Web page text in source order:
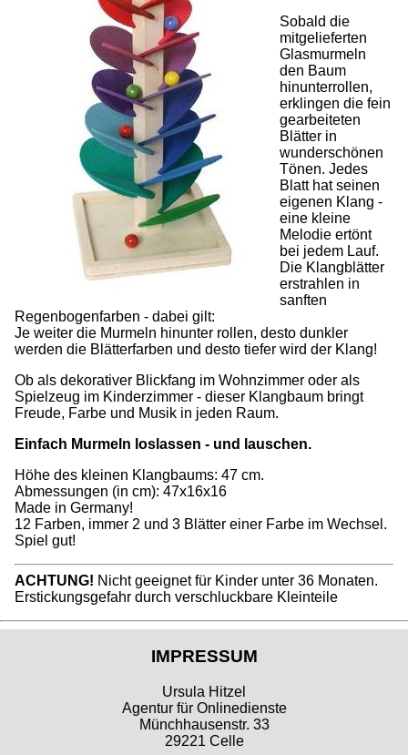
Sobald die
mitgelieferten
Glasmurmeln
den Baum
hinunterrollen,
erklingen die fein
gearbeiteten
Blätter in
wunderschönen
Tönen. Jedes
Blatt hat seinen
eigenen Klang -
eine kleine
Melodie ertönt
bei jedem Lauf.
Die Klangblätter
erstrahlen in
sanften
Regenbogenfarben - dabei gilt:
Je weiter die Murmeln hinunter rollen, desto dunkler
werden die Blätterfarben und desto tiefer wird der Klang!
Ob als dekorativer Blickfang im Wohnzimmer oder als
Spielzeug im Kinderzimmer - dieser Klangbaum bringt
Freude, Farbe und Musik in jeden Raum.
Einfach Murmeln loslassen - und lauschen.
Höhe des kleinen Klangbaums: 47 cm.
Abmessungen (in cm): 47x16x16
Made in Germany!
12 Farben, immer 2 und 3 Blätter einer Farbe im Wechsel.
Spiel gut!
ACHTUNG! Nicht geeignet für Kinder unter 36 Monaten.
Erstickungsgefahr durch verschluckbare Kleinteile
IMPRESSUM
Ursula Hitzel
Agentur für Onlinedienste
Münchhausenstr. 33
29221 Celle